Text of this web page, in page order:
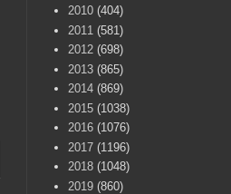
2010 (404)
2011 (581)
2012 (698)
2013 (865)
2014 (869)
2015 (1038)
2016 (1076)
2017 (1196)
2018 (1048)
2019 (860)